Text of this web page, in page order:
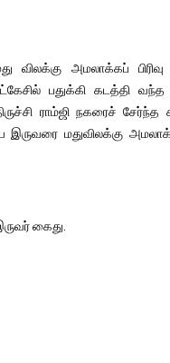
விலக்கு அமலாக்கப்
பதுக்கி கடத்தி
ராம்ஜி நகரைச் சேர்ந்த
மதுவிலக்கு
கைது.